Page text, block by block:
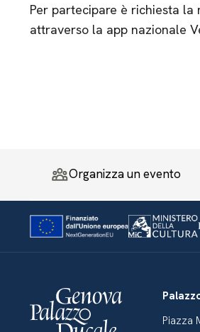
Per partecipare è richiesta la
attraverso la app nazionale
Organizza un evento
Piazza